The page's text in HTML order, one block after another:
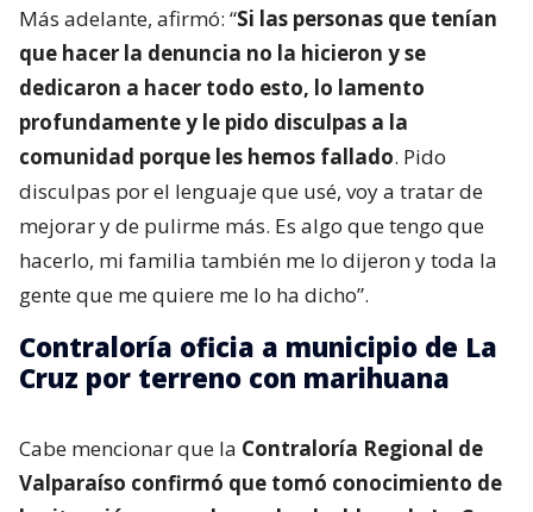
Más adelante, afirmó: “Si las personas que tenían
que hacer la denuncia no la hicieron y se
dedicaron a hacer todo esto, lo lamento
profundamente y le pido disculpas a la
comunidad porque les hemos fallado. Pido
disculpas por el lenguaje que usé, voy a tratar de
mejorar y de pulirme más. Es algo que tengo que
hacerlo, mi familia también me lo dijeron y toda la
gente que me quiere me lo ha dicho”.
Contraloría oficia a municipio de La
Cruz por terreno con marihuana
Cabe mencionar que la Contraloría Regional de
Valparaíso confirmó que tomó conocimiento de